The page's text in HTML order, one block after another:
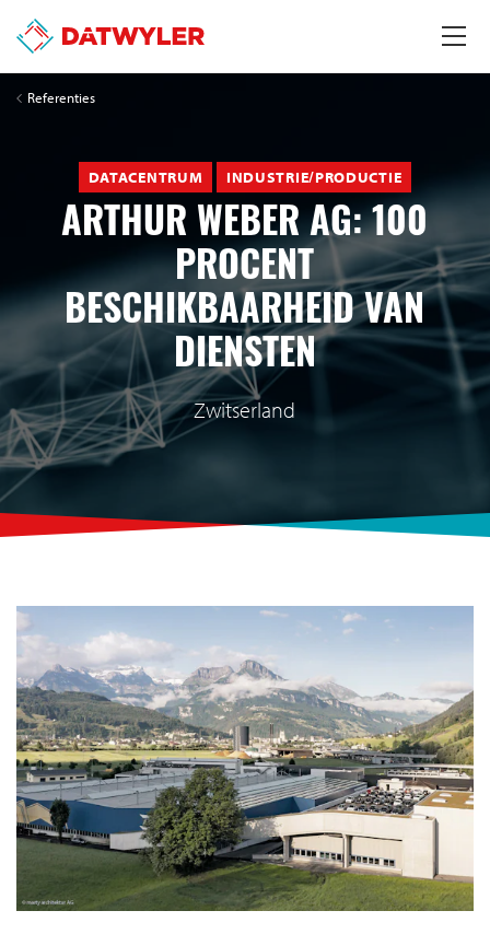
Referenties
DATACENTRUM INDUSTRIE/PRODUCTIE
ARTHUR WEBER AG: 100
PROCENT
BESCHIKBAARHEID VAN
DIENSTEN
Zwitserland